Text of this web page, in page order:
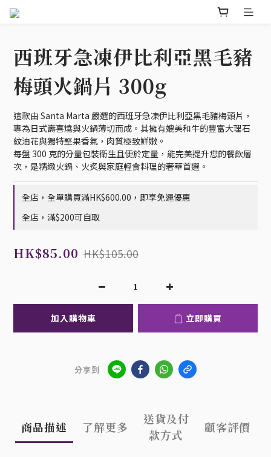
西班牙急凍伊比利亞黑毛豬
梅頭火鍋片 300g
這款由 Santa Marta 嚴選的西班牙急凍伊比利亞黑毛豬梅頭片，
專為日式壽喜燒與火鍋薄切而成。其擁有媲美和牛的豐富大理石
紋油花與獨特堅果香氣，肉質極致鮮嫩。
每盤 300 克的分量包裝衛生且便於定量，能完美提升您的餐飲層
次，是精緻火鍋、火炙與家庭輕食料理的奢華首選。
全店，全單購買滿HK$600.00，即享免運優惠
全店，滿$200可自取
HK$85.00 HK$105.00
加入購物車 立即購買
分享到
商品描述 了解更多
送貨及付
款方式
顧客評價